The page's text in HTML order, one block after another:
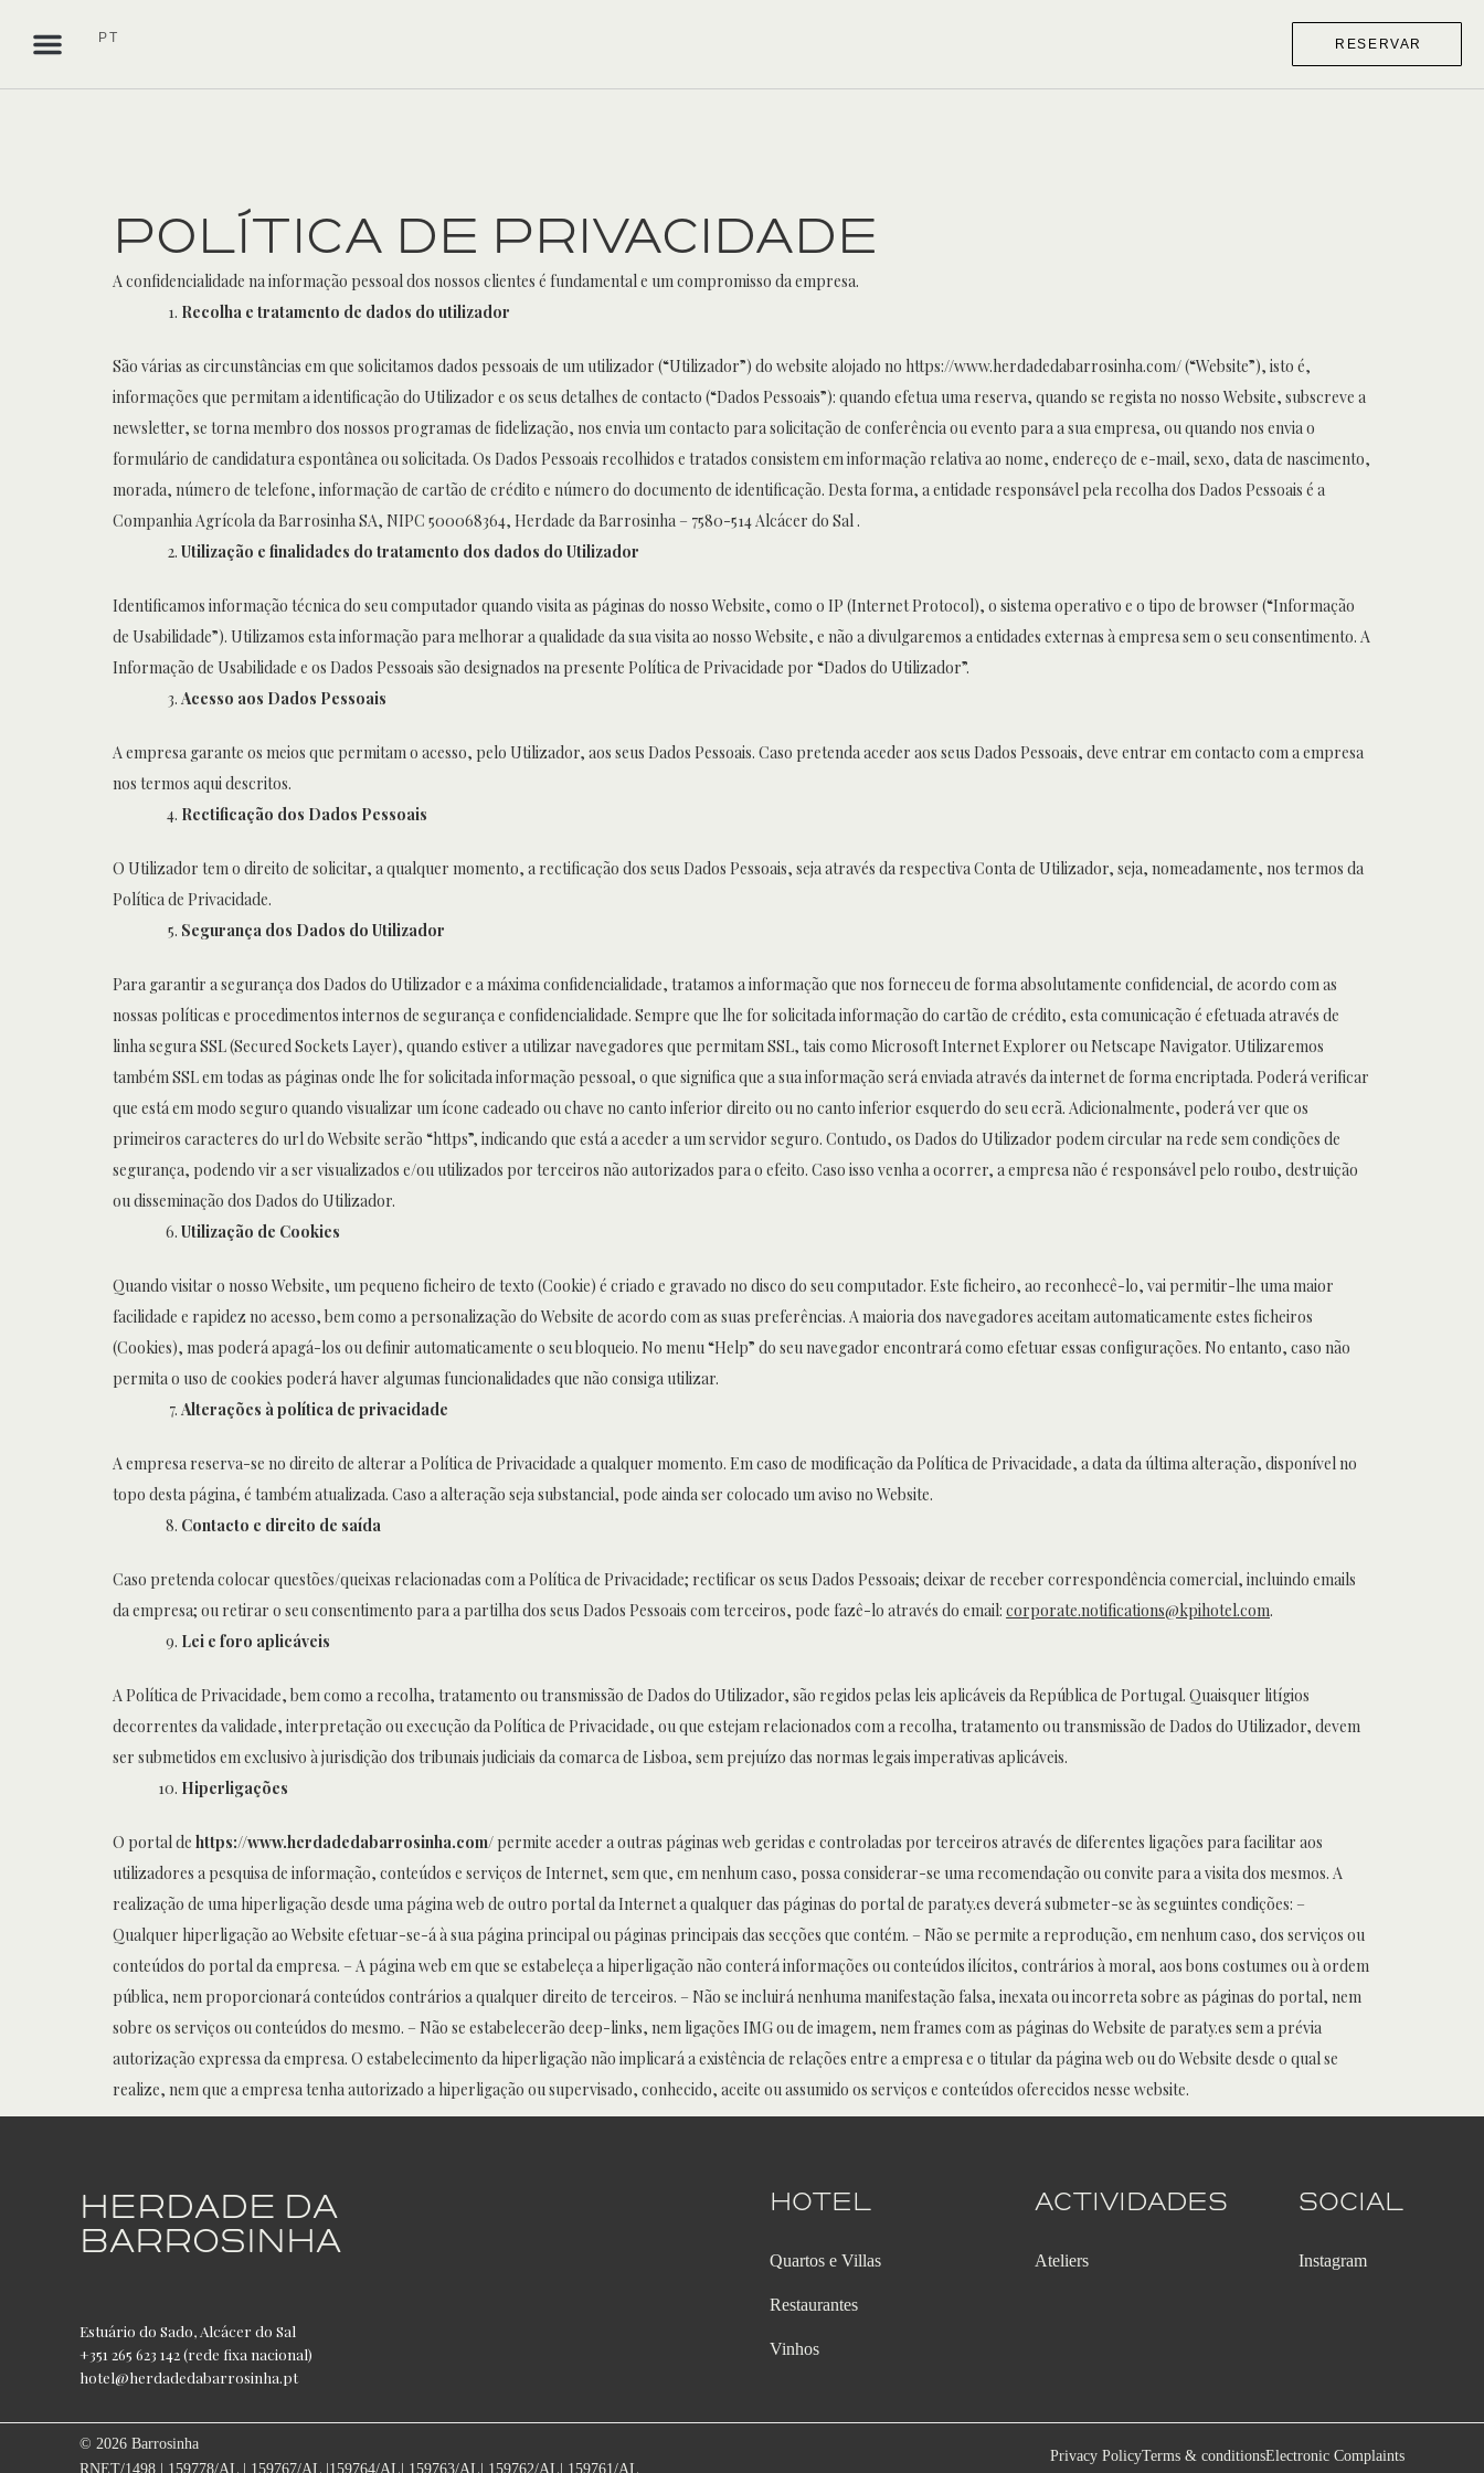
PT RESERVAR
Política de Privacidade
A confidencialidade na informação pessoal dos nossos clientes é fundamental e um compromisso da empresa.
Recolha e tratamento de dados do utilizador
São várias as circunstâncias em que solicitamos dados pessoais de um utilizador (“Utilizador”) do website alojado no https://www.herdadedabarrosinha.com/ (“Website”), isto é,
informações que permitam a identificação do Utilizador e os seus detalhes de contacto (“Dados Pessoais”): quando efetua uma reserva, quando se regista no nosso Website, subscreve a
newsletter, se torna membro dos nossos programas de fidelização, nos envia um contacto para solicitação de conferência ou evento para a sua empresa, ou quando nos envia o
formulário de candidatura espontânea ou solicitada. Os Dados Pessoais recolhidos e tratados consistem em informação relativa ao nome, endereço de e-mail, sexo, data de nascimento,
morada, número de telefone, informação de cartão de crédito e número do documento de identificação. Desta forma, a entidade responsável pela recolha dos Dados Pessoais é a
Companhia Agrícola da Barrosinha SA, NIPC 500068364, Herdade da Barrosinha – 7580-514 Alcácer do Sal .
Utilização e finalidades do tratamento dos dados do Utilizador
Identificamos informação técnica do seu computador quando visita as páginas do nosso Website, como o IP (Internet Protocol), o sistema operativo e o tipo de browser (“Informação
de Usabilidade”). Utilizamos esta informação para melhorar a qualidade da sua visita ao nosso Website, e não a divulgaremos a entidades externas à empresa sem o seu consentimento. A
Informação de Usabilidade e os Dados Pessoais são designados na presente Política de Privacidade por “Dados do Utilizador”.
Acesso aos Dados Pessoais
A empresa garante os meios que permitam o acesso, pelo Utilizador, aos seus Dados Pessoais. Caso pretenda aceder aos seus Dados Pessoais, deve entrar em contacto com a empresa
nos termos aqui descritos.
Rectificação dos Dados Pessoais
O Utilizador tem o direito de solicitar, a qualquer momento, a rectificação dos seus Dados Pessoais, seja através da respectiva Conta de Utilizador, seja, nomeadamente, nos termos da
Política de Privacidade.
Segurança dos Dados do Utilizador
Para garantir a segurança dos Dados do Utilizador e a máxima confidencialidade, tratamos a informação que nos forneceu de forma absolutamente confidencial, de acordo com as
nossas políticas e procedimentos internos de segurança e confidencialidade. Sempre que lhe for solicitada informação do cartão de crédito, esta comunicação é efetuada através de
linha segura SSL (Secured Sockets Layer), quando estiver a utilizar navegadores que permitam SSL, tais como Microsoft Internet Explorer ou Netscape Navigator. Utilizaremos
também SSL em todas as páginas onde lhe for solicitada informação pessoal, o que significa que a sua informação será enviada através da internet de forma encriptada. Poderá verificar
que está em modo seguro quando visualizar um ícone cadeado ou chave no canto inferior direito ou no canto inferior esquerdo do seu ecrã. Adicionalmente, poderá ver que os
primeiros caracteres do url do Website serão “https”, indicando que está a aceder a um servidor seguro. Contudo, os Dados do Utilizador podem circular na rede sem condições de
segurança, podendo vir a ser visualizados e/ou utilizados por terceiros não autorizados para o efeito. Caso isso venha a ocorrer, a empresa não é responsável pelo roubo, destruição
ou disseminação dos Dados do Utilizador.
Utilização de Cookies
Quando visitar o nosso Website, um pequeno ficheiro de texto (Cookie) é criado e gravado no disco do seu computador. Este ficheiro, ao reconhecê-lo, vai permitir-lhe uma maior
facilidade e rapidez no acesso, bem como a personalização do Website de acordo com as suas preferências. A maioria dos navegadores aceitam automaticamente estes ficheiros
(Cookies), mas poderá apagá-los ou definir automaticamente o seu bloqueio. No menu “Help” do seu navegador encontrará como efetuar essas configurações. No entanto, caso não
permita o uso de cookies poderá haver algumas funcionalidades que não consiga utilizar.
Alterações à política de privacidade
A empresa reserva-se no direito de alterar a Política de Privacidade a qualquer momento. Em caso de modificação da Política de Privacidade, a data da última alteração, disponível no
topo desta página, é também atualizada. Caso a alteração seja substancial, pode ainda ser colocado um aviso no Website.
Contacto e direito de saída
Caso pretenda colocar questões/queixas relacionadas com a Política de Privacidade; rectificar os seus Dados Pessoais; deixar de receber correspondência comercial, incluindo emails
da empresa; ou retirar o seu consentimento para a partilha dos seus Dados Pessoais com terceiros, pode fazê-lo através do email: corporate.notifications@kpihotel.com.
Lei e foro aplicáveis
A Política de Privacidade, bem como a recolha, tratamento ou transmissão de Dados do Utilizador, são regidos pelas leis aplicáveis da República de Portugal. Quaisquer litígios
decorrentes da validade, interpretação ou execução da Política de Privacidade, ou que estejam relacionados com a recolha, tratamento ou transmissão de Dados do Utilizador, devem
ser submetidos em exclusivo à jurisdição dos tribunais judiciais da comarca de Lisboa, sem prejuízo das normas legais imperativas aplicáveis.
Hiperligações
O portal de https://www.herdadedabarrosinha.com/ permite aceder a outras páginas web geridas e controladas por terceiros através de diferentes ligações para facilitar aos
utilizadores a pesquisa de informação, conteúdos e serviços de Internet, sem que, em nenhum caso, possa considerar-se uma recomendação ou convite para a visita dos mesmos. A
realização de uma hiperligação desde uma página web de outro portal da Internet a qualquer das páginas do portal de paraty.es deverá submeter-se às seguintes condições: –
Qualquer hiperligação ao Website efetuar-se-á à sua página principal ou páginas principais das secções que contém. – Não se permite a reprodução, em nenhum caso, dos serviços ou
conteúdos do portal da empresa. – A página web em que se estabeleça a hiperligação não conterá informações ou conteúdos ilícitos, contrários à moral, aos bons costumes ou à ordem
pública, nem proporcionará conteúdos contrários a qualquer direito de terceiros. – Não se incluirá nenhuma manifestação falsa, inexata ou incorreta sobre as páginas do portal, nem
sobre os serviços ou conteúdos do mesmo. – Não se estabelecerão deep-links, nem ligações IMG ou de imagem, nem frames com as páginas do Website de paraty.es sem a prévia
autorização expressa da empresa. O estabelecimento da hiperligação não implicará a existência de relações entre a empresa e o titular da página web ou do Website desde o qual se
realize, nem que a empresa tenha autorizado a hiperligação ou supervisado, conhecido, aceite ou assumido os serviços e conteúdos oferecidos nesse website.
HERDADE DA
BARROSINHA
Estuário do Sado, Alcácer do Sal
+351 265 623 142 (rede fixa nacional)
hotel@herdadedabarrosinha.pt
Hotel
Quartos e Villas
Restaurantes
Vinhos
Actividades
Ateliers
Social
Instagram
© 2026 Barrosinha
RNET/1498 | 159778/AL | 159767/AL |159764/AL| 159763/AL| 159762/AL| 159761/AL
Privacy PolicyTerms & conditionsElectronic Complaints